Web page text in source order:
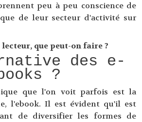
peu à peu conscience de
de leur secteur d'activité sur
que peut-on faire ?
des e-
?
que l'on voit parfois est la
l'ebook. Il est évident qu'il est
de diversifier les formes de